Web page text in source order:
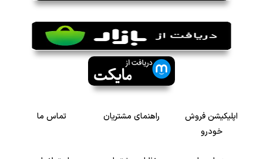
اپلیکیشن فروش
خودرو
راهنمای مشتریان تماس ما